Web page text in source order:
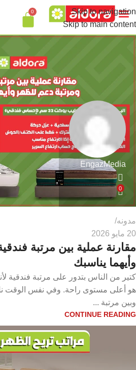
Skip to navigation
Skip to main content
0
EngazMedia
0
مدونه
20 مايو 2026
مقارنة عملية بين مرتبة
وأيهما يناسبك
كتير من الناس بتدور على مرتبة فندقية
هو أعلى مستوى راحة. وفي نفس الوقت
وبين مرتبة ...
CONTINUE READING